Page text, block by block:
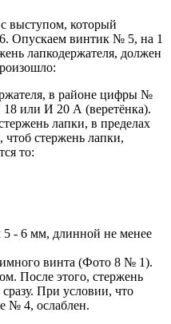
выступом, который
Опускаем винтик № 5, на 1
лапкодержателя, должен
в районе цифры №
или И 20 А (веретёнка).
лапки, в пределах
стержень лапки,
то:
5 - 6 мм, длинной не менее
винта (Фото 8 № 1).
После этого, стержень
При условии, что
№ 4, ослаблен.